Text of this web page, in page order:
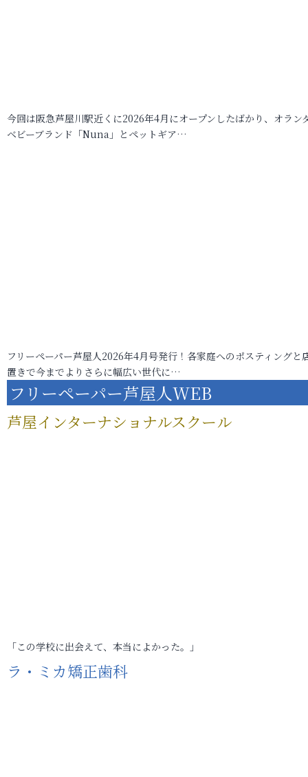
今回は阪急芦屋川駅近くに2026年4月にオープンしたばかり、オラン
ベビーブランド「Nuna」とペットギア…
フリーペーパー芦屋人2026年4月号発行！各家庭へのポスティングと
置きで今までよりさらに幅広い世代に…
フリーペーパー芦屋人WEB
芦屋インターナショナルスクール
「この学校に出会えて、本当によかった。」
ラ・ミカ矯正歯科